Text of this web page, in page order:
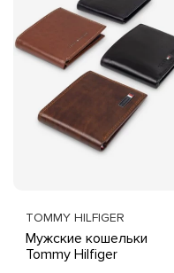
TOMMY HILFIGER
Мужские кошельки
Tommy Hilfiger